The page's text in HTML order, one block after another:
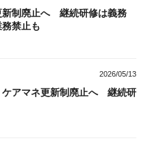
新制廃止へ 継続研修は義務
禁止も
2026/05/13
アマネ更新制廃止へ 継続研